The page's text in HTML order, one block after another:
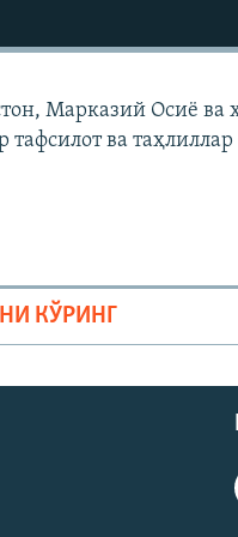
Марказий Осиë ва
тафсилот ва
КЎРИНГ